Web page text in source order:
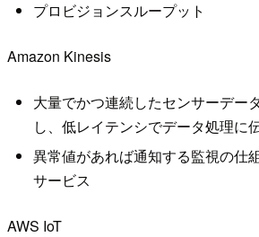
プロビジョンスループット
Amazon Kinesis
大量でかつ連続したセンサーデー
し、低レイテンシでデータ処理に
異常値があれば通知する監視の仕
サービス
AWS IoT